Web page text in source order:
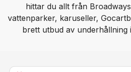
hittar du allt från
vattenparker, karuseller,
brett utbud av underhållning